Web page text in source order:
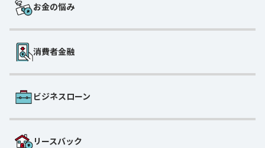
お金の悩み
消費者金融
ビジネスローン
リースバック